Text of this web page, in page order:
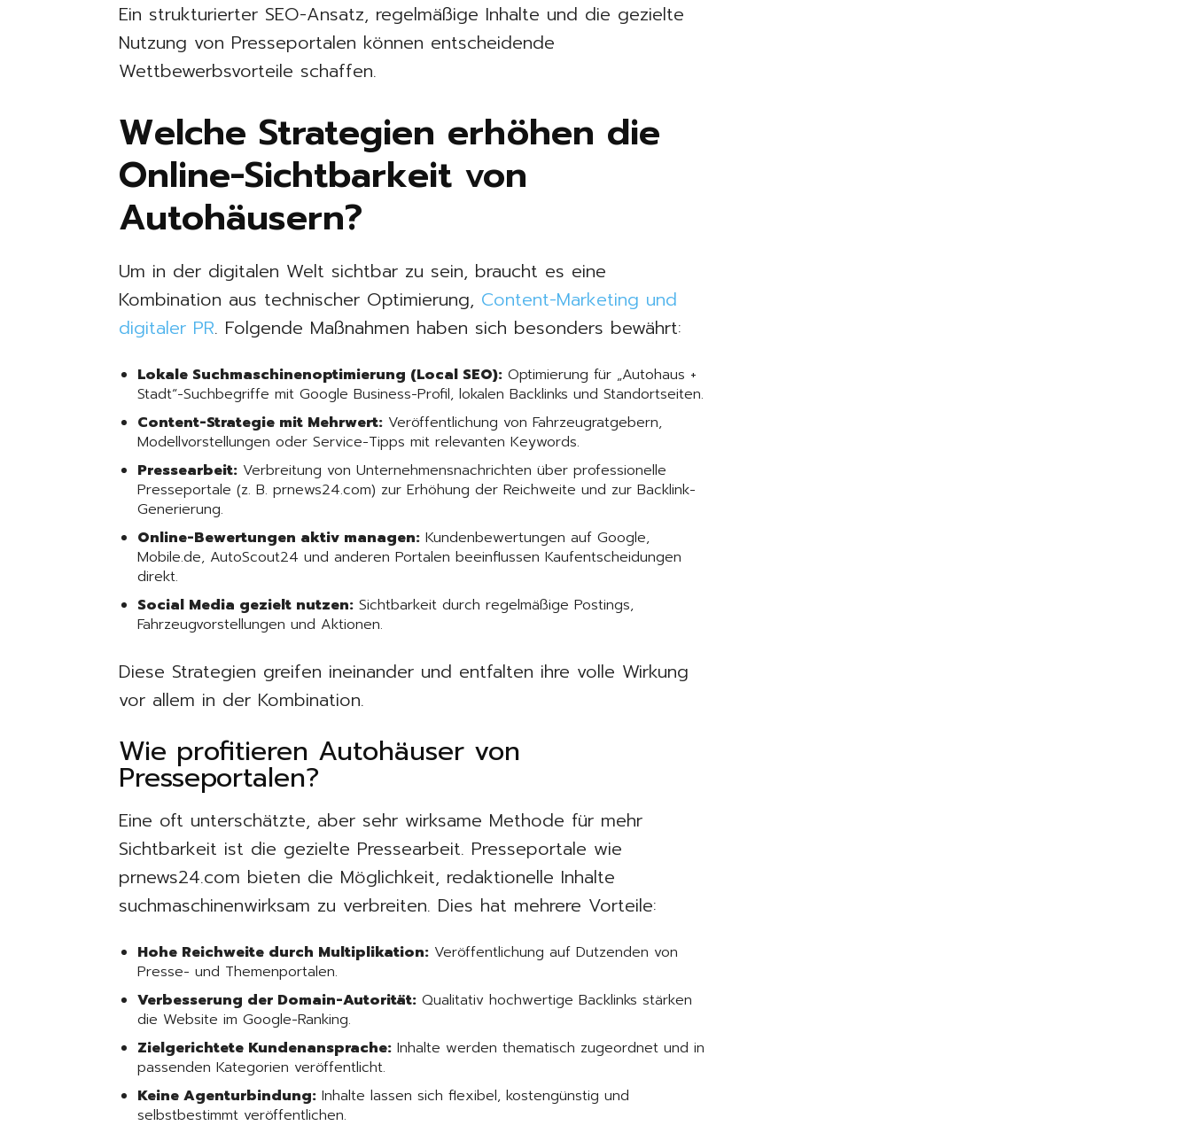
Ein strukturierter SEO-Ansatz, regelmäßige Inhalte und die gezielte
Nutzung von Presseportalen können entscheidende
Wettbewerbsvorteile schaffen.
Welche Strategien erhöhen die
Online-Sichtbarkeit von
Autohäusern?
Um in der digitalen Welt sichtbar zu sein, braucht es eine
Kombination aus technischer Optimierung, Content-Marketing und
digitaler PR. Folgende Maßnahmen haben sich besonders bewährt:
Lokale Suchmaschinenoptimierung (Local SEO): Optimierung für „Autohaus +
Stadt“-Suchbegriffe mit Google Business-Profil, lokalen Backlinks und Standortseiten.
Content-Strategie mit Mehrwert: Veröffentlichung von Fahrzeugratgebern,
Modellvorstellungen oder Service-Tipps mit relevanten Keywords.
Pressearbeit: Verbreitung von Unternehmensnachrichten über professionelle
Presseportale (z. B. prnews24.com) zur Erhöhung der Reichweite und zur Backlink-
Generierung.
Online-Bewertungen aktiv managen: Kundenbewertungen auf Google,
Mobile.de, AutoScout24 und anderen Portalen beeinflussen Kaufentscheidungen
direkt.
Social Media gezielt nutzen: Sichtbarkeit durch regelmäßige Postings,
Fahrzeugvorstellungen und Aktionen.
Diese Strategien greifen ineinander und entfalten ihre volle Wirkung
vor allem in der Kombination.
Wie profitieren Autohäuser von
Presseportalen?
Eine oft unterschätzte, aber sehr wirksame Methode für mehr
Sichtbarkeit ist die gezielte Pressearbeit. Presseportale wie
prnews24.com bieten die Möglichkeit, redaktionelle Inhalte
suchmaschinenwirksam zu verbreiten. Dies hat mehrere Vorteile:
Hohe Reichweite durch Multiplikation: Veröffentlichung auf Dutzenden von
Presse- und Themenportalen.
Verbesserung der Domain-Autorität: Qualitativ hochwertige Backlinks stärken
die Website im Google-Ranking.
Zielgerichtete Kundenansprache: Inhalte werden thematisch zugeordnet und in
passenden Kategorien veröffentlicht.
Keine Agenturbindung: Inhalte lassen sich flexibel, kostengünstig und
selbstbestimmt veröffentlichen.